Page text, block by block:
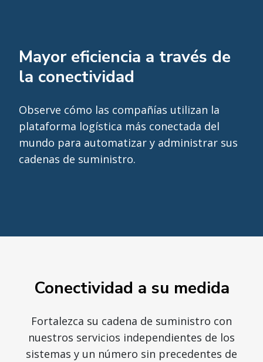
Mayor eficiencia a través de
la conectividad
Observe cómo las compañías utilizan la
plataforma logística más conectada del
mundo para automatizar y administrar sus
cadenas de suministro.
Conectividad a su medida
Fortalezca su cadena de suministro con
nuestros servicios independientes de los
sistemas y un número sin precedentes de